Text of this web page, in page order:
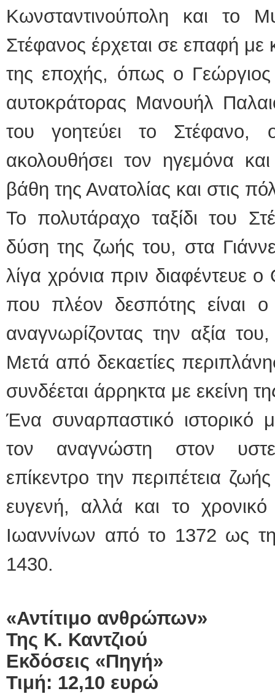
Κωνσταντινούπολη και το
Στέφανος έρχεται σε επαφή με
της εποχής, όπως ο
αυτοκράτορας Μανουήλ
του γοητεύει το Στέφανο,
ακολουθήσει τον ηγεμόνα
βάθη της Ανατολίας και στις
Το πολυτάραχο ταξίδι του
δύση της ζωής του, στα
λίγα χρόνια πριν διαφέντευε
που πλέον δεσπότης είναι
αναγνωρίζοντας την αξία
Μετά από δεκαετίες
συνδέεται άρρηκτα με εκείνη
Ένα συναρπαστικό ιστορικό
τον αναγνώστη στον
επίκεντρο την περιπέτεια
ευγενή, αλλά και το
Ιωαννίνων από το 1372 ως
1430.
«Αντίτιμο ανθρώπων»
Της Κ. Καντζιού
Εκδόσεις «Πηγή»
Τιμή: 12,10 ευρώ